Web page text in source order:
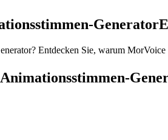
Generator
Entdecken Sie, warum